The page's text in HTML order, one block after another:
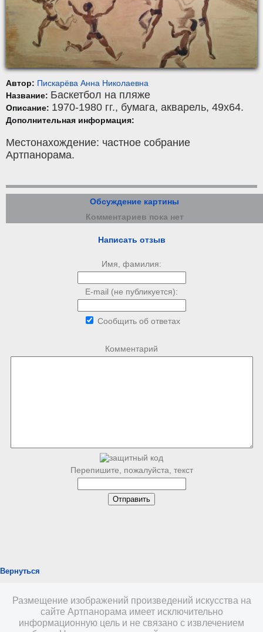
Автор: Пискарёва Анна Николаевна
Название: Баскетбол на пляже
Описание: 1970-1980 гг., бумага, акварель, 49x64.
Дополнительная информация:
Местонахождение: частное собрание
Артпанорама.
Обсуждение картины
Комментариев пока нет
Написать отзыв
Имя, фамилия:
E-mail (не публикуется):
Сообщить об ответах
Комментарий
Перепишите, пожалуйста, текст
Вернуться
Размещение изображений произведений искусства на
сайте Артпанорама имеет исключительно
информационную цель и не связано с извлечением